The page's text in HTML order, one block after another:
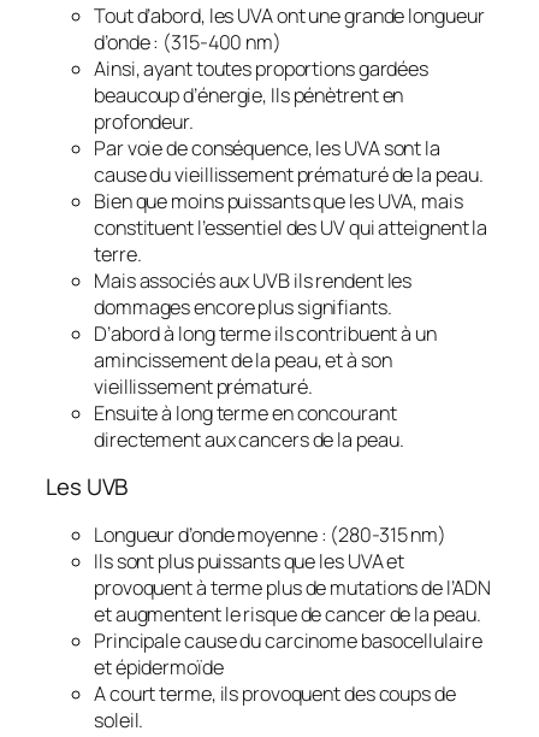
Tout d’abord, les UVA ont une grande longueur
d’onde : (315-400 nm)
Ainsi, ayant toutes proportions gardées
beaucoup d’énergie, Ils pénètrent en
profondeur.
Par voie de conséquence, les UVA sont la
cause du vieillissement prématuré de la peau.
Bien que moins puissants que les UVA, mais
constituent l’essentiel des UV qui atteignent la
terre.
Mais associés aux UVB ils rendent les
dommages encore plus signifiants.
D’abord à long terme ils contribuent à un
amincissement de la peau, et à son
vieillissement prématuré.
Ensuite à long terme en concourant
directement aux cancers de la peau.
Les UVB
Longueur d’onde moyenne : (280-315 nm)
Ils sont plus puissants que les UVA et
provoquent à terme plus de mutations de l’ADN
et augmentent le risque de cancer de la peau.
Principale cause du carcinome basocellulaire
et épidermoïde
A court terme, ils provoquent des coups de
soleil.